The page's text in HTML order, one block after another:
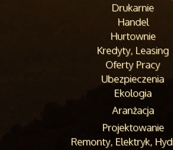
Drukarnie
Handel
Hurtownie
Kredyty, Leasing
Oferty Pracy
Ubezpieczenia
Ekologia
Aranżacja
Projektowanie
Remonty, Elektryk,